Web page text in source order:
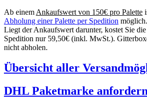
Ab einem Ankaufswert von 150€ pro Palette
Abholung einer Palette per Spedition möglich.
Liegt der Ankaufswert darunter, kostet Sie
Spedition nur 59,50€ (inkl. MwSt.).
nicht abholen.
Übersicht aller
DHL Paketmarke